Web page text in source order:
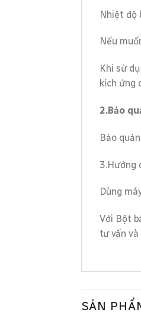
Nhiệt độ
Nếu
Khi sử
kích ứng
2.Bảo
Bảo
3.Hướng
Dùng
Với Bột
tư vấn
SẢN